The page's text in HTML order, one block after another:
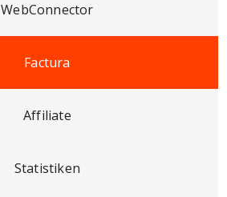
WebConnector
Factura
Affiliate
Statistiken